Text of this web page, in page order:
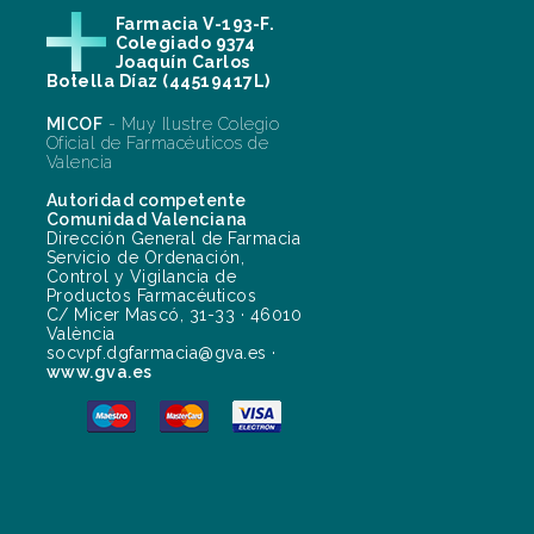
Farmacia V-193-F.
Colegiado 9374
Joaquín Carlos
Botella Díaz (44519417L)
MICOF - Muy Ilustre Colegio
Oficial de Farmacéuticos de
Valencia
Autoridad competente
Comunidad Valenciana
Dirección General de Farmacia
Servicio de Ordenación,
Control y Vigilancia de
Productos Farmacéuticos
C/ Micer Mascó, 31-33 · 46010
València
socvpf.dgfarmacia@gva.es ·
www.gva.es